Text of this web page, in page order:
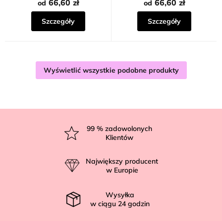
od 66,60 zł
Szczegóły
od 66,60 zł
Szczegóły
Wyświetlić wszystkie podobne produkty
99 % zadowolonych
Klientów
Największy producent
w Europie
Wysyłka
w ciągu 24 godzin